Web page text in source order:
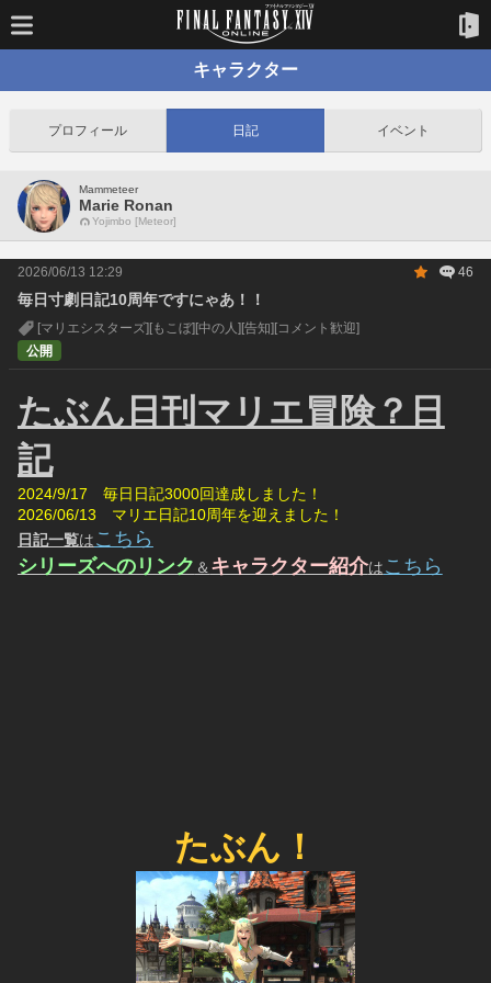
キャラクター
プロフィール 日記 イベント
Mammeteer
Marie Ronan
Yojimbo [Meteor]
2026/06/13 12:29 46
毎日寸劇日記10周年ですにゃあ！！
[マリエシスターズ] [もこぼ] [中の人] [告知] [コメント歓迎]
公開
たぶん日刊マリエ冒険？日
記
2024/9/17　毎日日記3000回達成しました！
2026/06/13　マリエ日記10周年を迎えました！
日記一覧はこちら
シリーズへのリンク ＆ キャラクター紹介はこちら
たぶん！